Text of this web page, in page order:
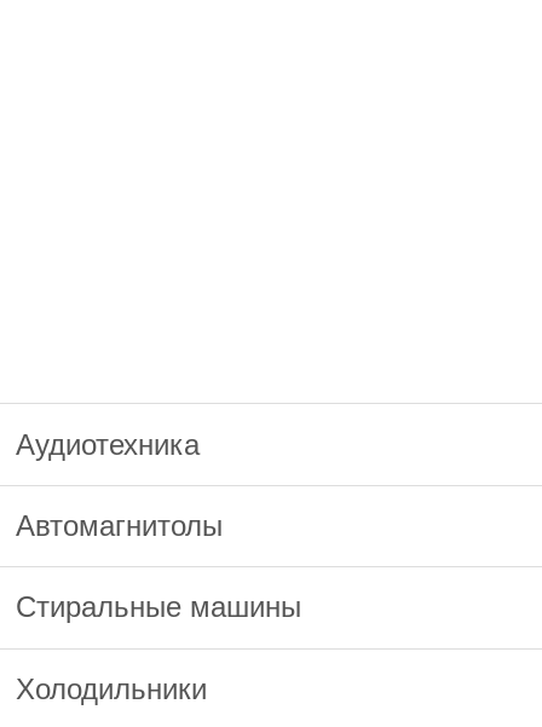
Аудиотехника
Автомагнитолы
Стиральные машины
Холодильники